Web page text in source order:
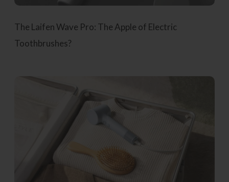
The Laifen Wave Pro: The Apple of Electric
Toothbrushes?